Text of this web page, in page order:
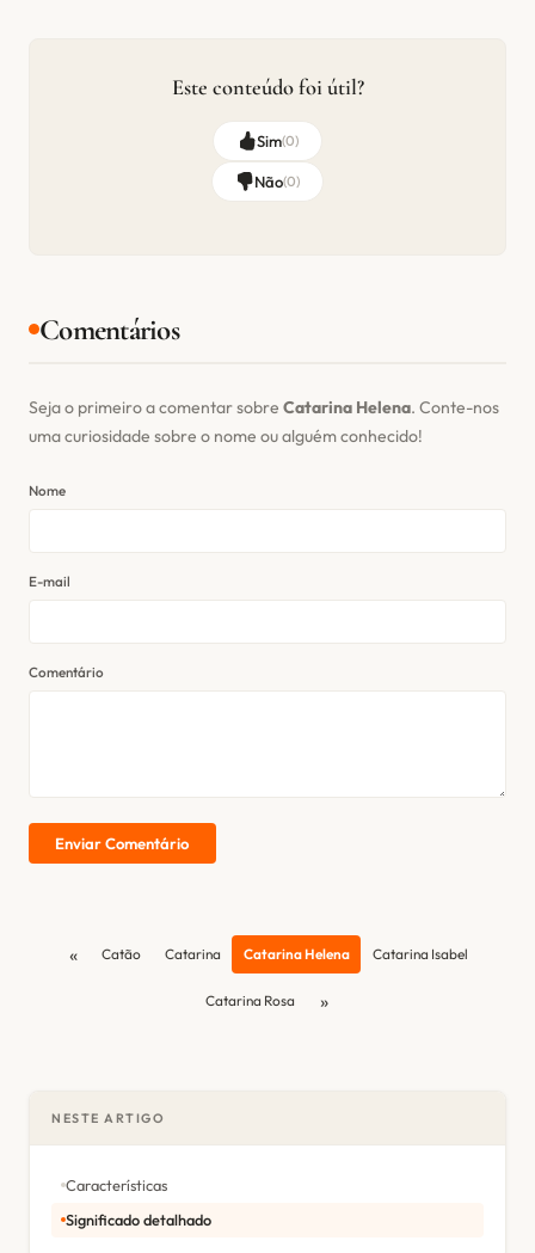
Este conteúdo foi útil?
Sim(0)
Não(0)
Comentários
Seja o primeiro a comentar sobre Catarina Helena. Conte-nos
uma curiosidade sobre o nome ou alguém conhecido!
Nome
E-mail
Comentário
Enviar Comentário
« Catão Catarina Catarina Helena Catarina Isabel
Catarina Rosa »
NESTE ARTIGO
Características
Significado detalhado